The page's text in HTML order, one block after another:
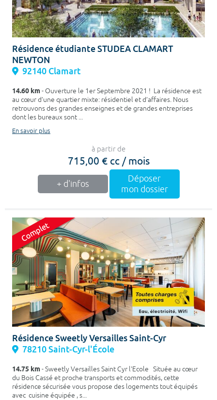
Résidence étudiante STUDEA CLAMART
NEWTON
92140 Clamart
14.60 km- Ouverture le 1er Septembre 2021 ! La résidence est
au cœur d’une quartier mixte: résidentiel et d’affaires. Nous
retrouvons des grandes enseignes et de grandes entreprises
dont les bureaux sont ...
En savoir plus
à partir de
715,00 € cc / mois
+ d'infos
Déposer
mon dossier
Résidence Sweetly Versailles Saint-Cyr
78210 Saint-Cyr-l'École
14.75 km- Sweetly Versailles Saint Cyr l'Ecole Située au cœur
du Bois Cassé et proche transports et commodités, cette
résidence sécurisée vous propose des logements tout équipés
avec cuisine équipée , s...